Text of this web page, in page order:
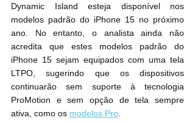
Dynamic Island esteja disponível nos
modelos padrão do iPhone 15 no próximo
ano. No entanto, o analista ainda não
acredita que estes modelos padrão do
iPhone 15 sejam equipados com uma tela
LTPO, sugerindo que os dispositivos
continuarão sem suporte à tecnologia
ProMotion e sem opção de tela sempre
ativa, como os modelos Pro